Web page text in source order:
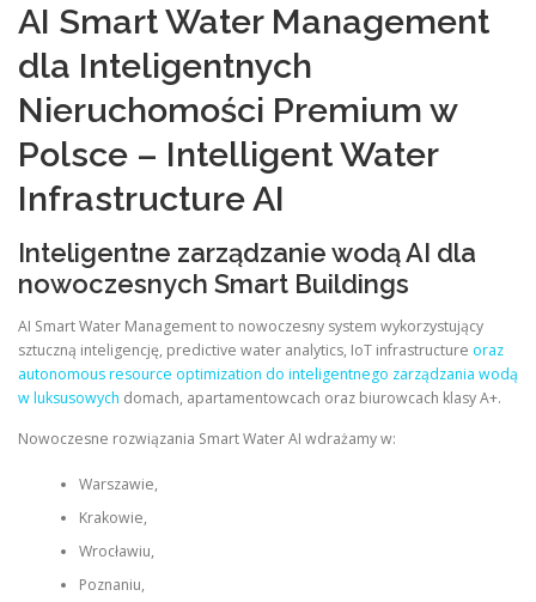
AI Smart Water Management
dla Inteligentnych
Nieruchomości Premium w
Polsce – Intelligent Water
Infrastructure AI
Inteligentne zarządzanie wodą AI dla
nowoczesnych Smart Buildings
AI Smart Water Management to nowoczesny system wykorzystujący
sztuczną inteligencję, predictive water analytics, IoT infrastructure oraz
autonomous resource optimization do inteligentnego zarządzania wodą
w luksusowych domach, apartamentowcach oraz biurowcach klasy A+.
Nowoczesne rozwiązania Smart Water AI wdrażamy w:
Warszawie,
Krakowie,
Wrocławiu,
Poznaniu,